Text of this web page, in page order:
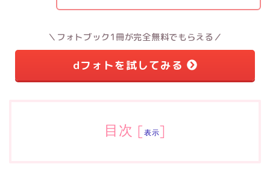
＼フォトブック1冊が完全無料でもらえる／
dフォトを試してみる
目次 [ 表示]